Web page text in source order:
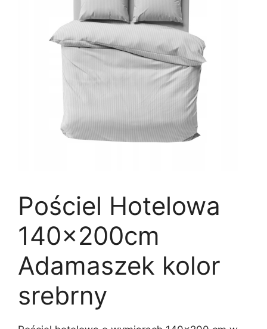
Pościel Hotelowa
140x200cm
Adamaszek kolor
srebrny